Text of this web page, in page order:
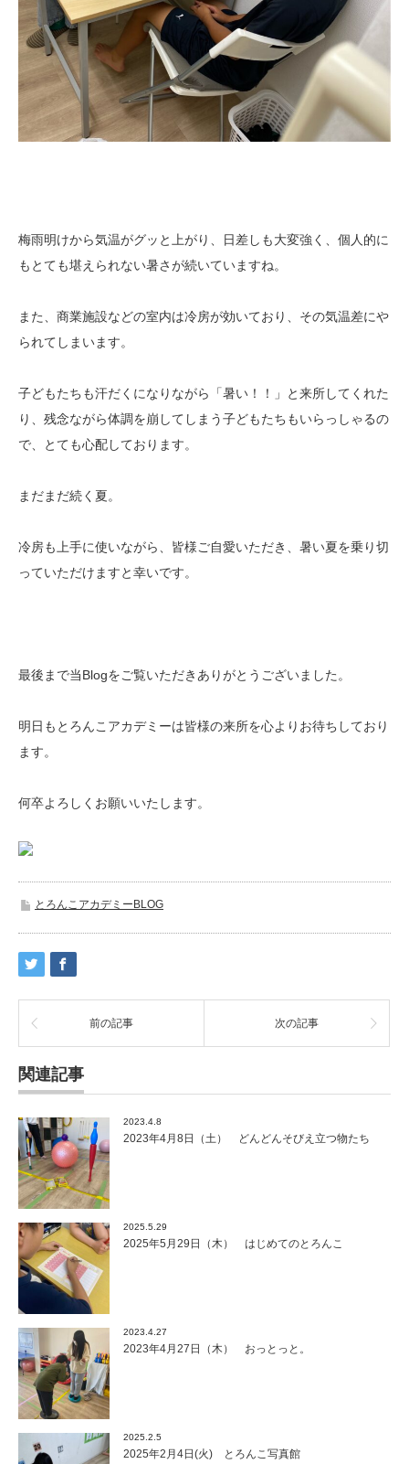
梅雨明けから気温がグッと上がり、日差しも大変強く、個人的に
もとても堪えられない暑さが続いていますね。
また、商業施設などの室内は冷房が効いており、その気温差にや
られてしまいます。
子どもたちも汗だくになりながら「暑い！！」と来所してくれた
り、残念ながら体調を崩してしまう子どもたちもいらっしゃるの
で、とても心配しております。
まだまだ続く夏。
冷房も上手に使いながら、皆様ご自愛いただき、暑い夏を乗り切
っていただけますと幸いです。
最後まで当Blogをご覧いただきありがとうございました。
明日もとろんこアカデミーは皆様の来所を心よりお待ちしており
ます。
何卒よろしくお願いいたします。
とろんこアカデミーBLOG
前の記事 次の記事
関連記事
2023.4.8
2023年4月8日（土） どんどんそびえ立つ物たち
2025.5.29
2025年5月29日（木） はじめてのとろんこ
2023.4.27
2023年4月27日（木） おっとっと。
2025.2.5
2025年2月4日(火) とろんこ写真館